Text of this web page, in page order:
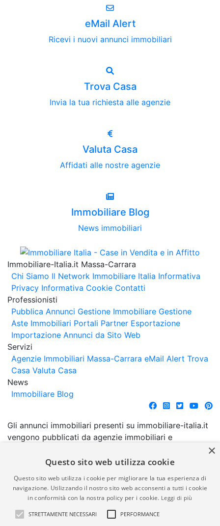
eMail Alert
Ricevi i nuovi annunci immobiliari
Trova Casa
Invia la tua richiesta alle agenzie
Valuta Casa
Affidati alle nostre agenzie
Immobiliare Blog
News immobiliari
Immobiliare-Italia.it Massa-Carrara
Chi Siamo Il Network Immobiliare Italia Informativa
Privacy Informativa Cookie Contatti
Professionisti
Pubblica Annunci Gestione Immobiliare Gestione
Aste Immobiliari Portali Partner Esportazione
Importazione Annunci da Sito Web
Servizi
Agenzie Immobiliari Massa-Carrara eMail Alert Trova
Casa Valuta Casa
News
Immobiliare Blog
Gli annunci immobiliari presenti su immobiliare-italia.it
vengono pubblicati da agenzie immobiliari e
comporta l'approvazione o l'avallo da parte di
garanzia da parte di quest'ultima. immobiliare-italia.it
quindi non è responsabile della veridicità, della
correttezza, della completezza, della normativa in
materia di privacy e/o di alcun altro aspetto dei
×
Questo sito web utilizza cookie
Questo sito web utilizza i cookie per migliorare la tua esperienza di
navigazione. Utilizzando il nostro sito web acconsenti a tutti i cookie
in conformità con la nostra policy per i cookie. Leggi di più
STRETTAMENTE NECESSARI PERFORMANCE